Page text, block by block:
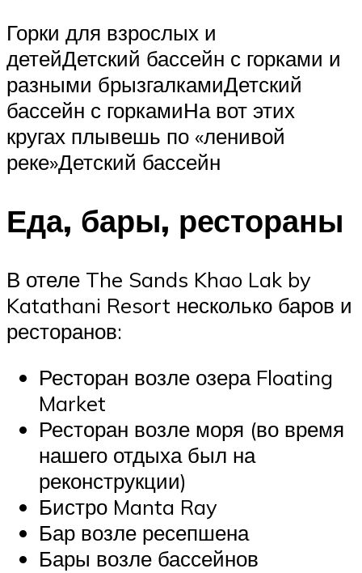
Горки для взрослых и
детейДетский бассейн с горками и
разными брызгалкамиДетский
бассейн с горкамиНа вот этих
кругах плывешь по «ленивой
реке»Детский бассейн
Еда, бары, рестораны
В отеле The Sands Khao Lak by
Katathani Resort несколько баров и
ресторанов:
Ресторан возле озера Floating
Market
Ресторан возле моря (во время
нашего отдыха был на
реконструкции)
Бистро Manta Ray
Бар возле ресепшена
Бары возле бассейнов